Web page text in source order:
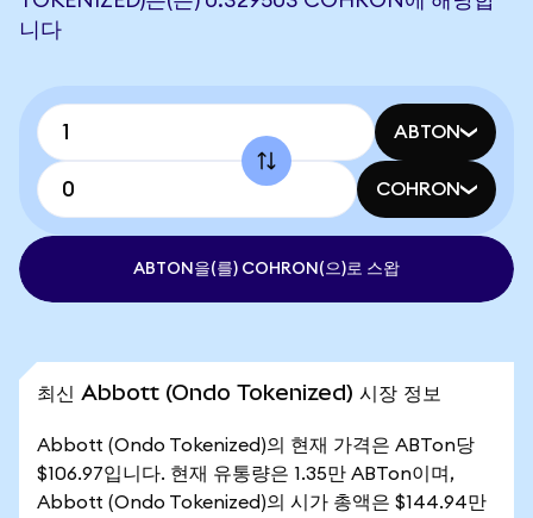
니다
ABTON
COHRON
ABTON을(를) COHRON(으)로 스왑
최신 Abbott (Ondo Tokenized) 시장 정보
Abbott (Ondo Tokenized)의 현재 가격은 ABTon당
$106.97입니다. 현재 유통량은 1.35만 ABTon이며,
Abbott (Ondo Tokenized)의 시가 총액은 $144.94만